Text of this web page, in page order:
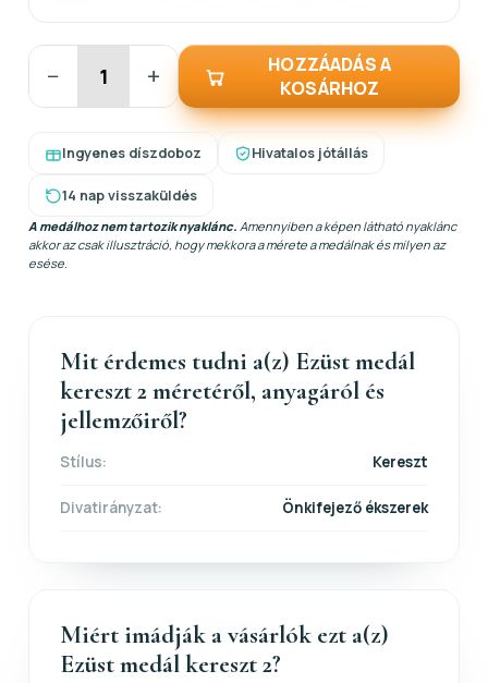
− +
HOZZÁADÁS A
KOSÁRHOZ
Ingyenes díszdoboz Hivatalos jótállás
14 nap visszaküldés
A medálhoz nem tartozik nyaklánc. Amennyiben a képen látható nyaklánc
akkor az csak illusztráció, hogy mekkora a mérete a medálnak és milyen az
esése.
Mit érdemes tudni a(z) Ezüst medál
kereszt 2 méretéről, anyagáról és
jellemzőiről?
Stílus: Kereszt
Divatirányzat: Önkifejező ékszerek
Miért imádják a vásárlók ezt a(z)
Ezüst medál kereszt 2?